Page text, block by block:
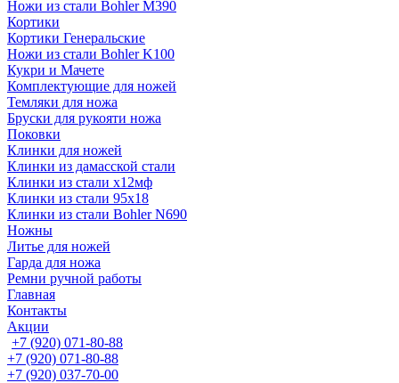
Ножи из стали Bohler M390
Кортики
Кортики Генеральские
Ножи из стали Bohler K100
Кукри и Мачете
Комплектующие для ножей
Темляки для ножа
Бруски для рукояти ножа
Поковки
Клинки для ножей
Клинки из дамасской стали
Клинки из стали х12мф
Клинки из стали 95х18
Клинки из стали Bohler N690
Ножны
Литье для ножей
Гарда для ножа
Ремни ручной работы
Главная
Контакты
Акции
+7 (920) 071-80-88
+7 (920) 071-80-88
+7 (920) 037-70-00